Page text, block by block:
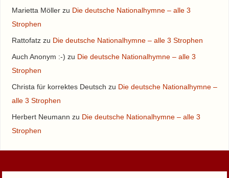
Marietta Möllerzu Die deutsche Nationalhymne – alle 3
Strophen
Rattofatzzu Die deutsche Nationalhymne – alle 3 Strophen
Auch Anonym :-) zu Die deutsche Nationalhymne – alle 3
Strophen
Christa für korrektes Deutsch zu Die deutsche Nationalhymne –
alle 3 Strophen
Herbert Neumann zu Die deutsche Nationalhymne – alle 3
Strophen